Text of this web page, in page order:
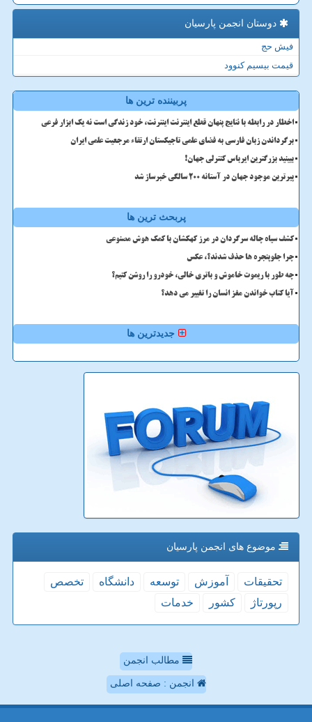
دوستان انجمن پارسیان
فیش حج
قیمت بیسیم کنوود
پربیننده ترین ها
اخطار در رابطه با نتایج پنهان قطع اینترنت اینترنت، خود زندگی است نه یک ابزار فرعی
برگرداندن زبان فارسی به فضای علمی تاجیکستان ارتقاء مرجعیت علمی ایران
ببینید بزرگترین ایرباس کنترلی جهان!
پیرترین موجود جهان در آستانه ۲۰۰ سالگی خبرساز شد
پربحث ترین ها
کشف سیاه چاله سرگردان در مرز کهکشان با کمک هوش مصنوعی
چرا جلوپنجره ها حذف شدند؟، عکس
چه طور با ریموت خاموش و باتری خالی، خودرو را روشن کنیم؟
آیا کتاب خواندن مغز انسان را تغییر می دهد؟
جدیدترین ها
موضوع های انجمن پارسیان
تحقیقات آموزش توسعه دانشگاه
تخصص
رپورتاژ
كشور خدمات
مطالب انجمن
انجمن : صفحه اصلی